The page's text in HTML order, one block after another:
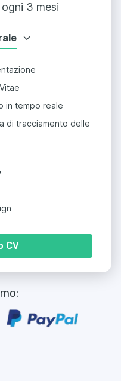
3 mesi
in tempo reale
di tracciamento delle
CV